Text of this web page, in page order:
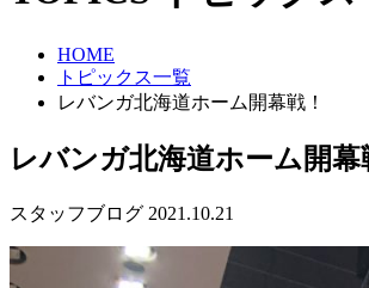
HOME
トピックス一覧
レバンガ北海道ホーム開幕戦！
レバンガ北海道ホーム開幕
スタッフブログ 2021.10.21